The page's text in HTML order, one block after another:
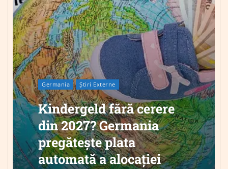
Germania Știri Externe
Kindergeld fără cerere
din 2027? Germania
pregătește plata
automată a alocației